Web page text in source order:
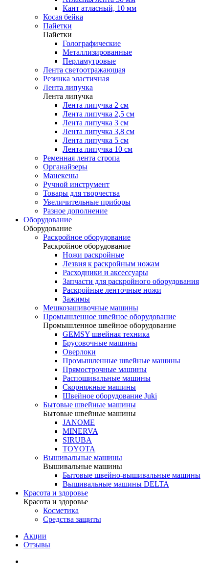
Кант атласный, 10 мм
Косая бейка
Пайетки
Пайетки
Голографические
Металлизированные
Перламутровые
Лента светоотражающая
Резинка эластичная
Лента липучка
Лента липучка
Лента липучка 2 см
Лента липучка 2,5 см
Лента липучка 3 см
Лента липучка 3,8 см
Лента липучка 5 см
Лента липучка 10 см
Ременная лента стропа
Органайзеры
Манекены
Ручной инструмент
Товары для творчества
Увеличительные приборы
Разное дополнение
Оборудование
Оборудование
Раскройное оборудование
Раскройное оборудование
Ножи раскройные
Лезвия к раскройным ножам
Расходники и аксессуары
Запчасти для раскройного оборудования
Раскройные ленточные ножи
Зажимы
Мешкозашивочные машины
Промышленное швейное оборудование
Промышленное швейное оборудование
GEMSY швейная техника
Брусовочные машины
Оверлоки
Промышленные швейные машины
Прямострочные машины
Распошивальные машины
Скорняжные машины
Швейное оборудование Juki
Бытовые швейные машины
Бытовые швейные машины
JANOME
MINERVA
SIRUBA
TOYOTA
Вышивальные машины
Вышивальные машины
Бытовые швейно-вышивальные машины
Вышивальные машины DELTA
Красота и здоровье
Красота и здоровье
Косметика
Средства защиты
Акции
Отзывы